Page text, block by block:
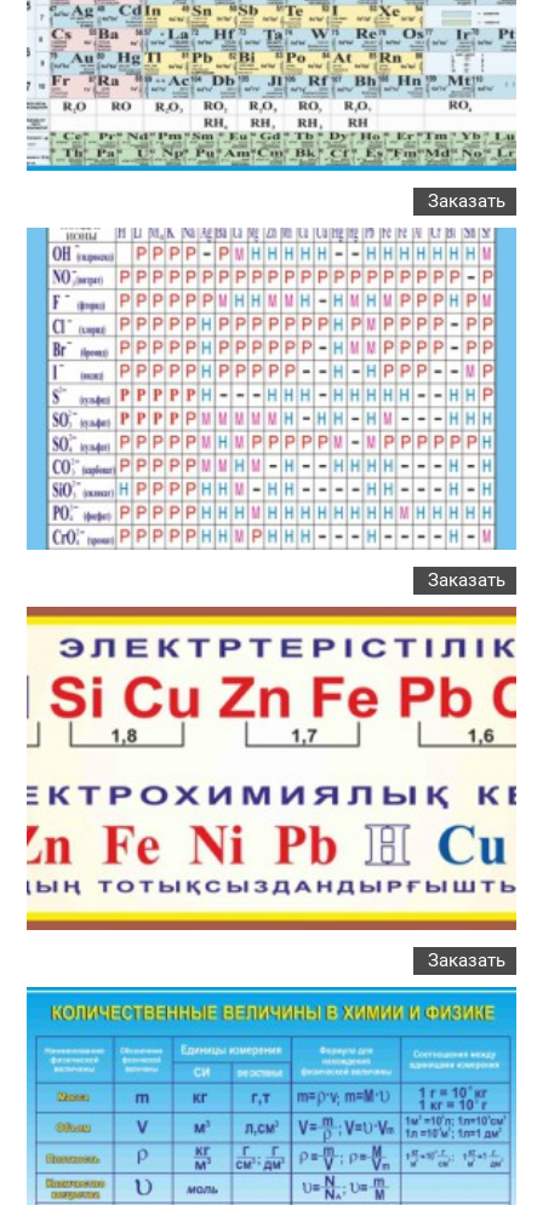
Заказать
Заказать
Заказать